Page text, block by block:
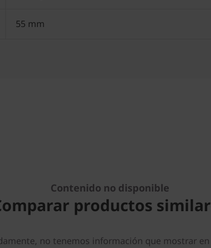
55 mm
Contenido no disponible
productos
no tenemos información que mostrar